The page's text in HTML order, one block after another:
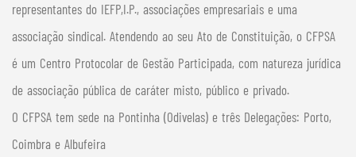
representantes do IEFP,I.P., associações empresariais e uma
associação sindical. Atendendo ao seu Ato de Constituição, o CFPSA
é um Centro Protocolar de Gestão Participada, com natureza jurídica
de associação pública de caráter misto, público e privado.
O CFPSA tem sede na Pontinha (Odivelas) e três Delegações: Porto,
Coimbra e Albufeira